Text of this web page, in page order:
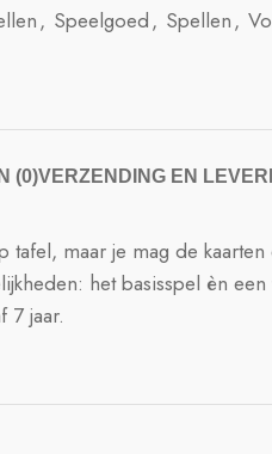
, Speelgoed, Spellen,
(0)VERZENDING EN
maar je mag de
het basisspel èn
7 jaar.